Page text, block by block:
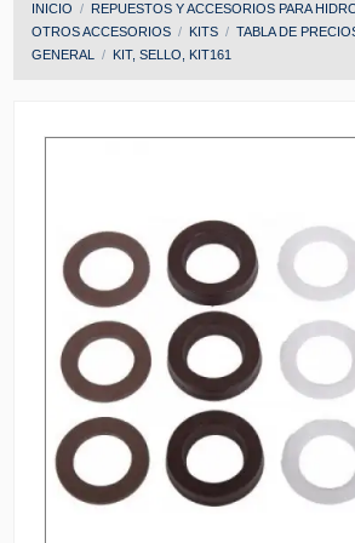
INICIO
REPUESTOS Y ACCESORIOS PARA
OTROS ACCESORIOS
KITS
TABLA DE
GENERAL
KIT, SELLO, KIT161